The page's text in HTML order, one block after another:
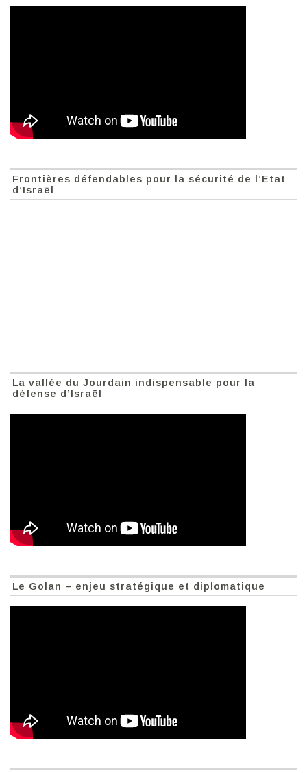
Frontières défendables pour la sécurité de l’Etat
d’Israël
La vallée du Jourdain indispensable pour la
défense d’Israël
Le Golan – enjeu stratégique et diplomatique